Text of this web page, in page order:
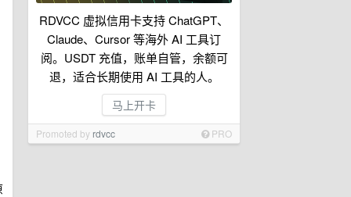
RDVCC 虚拟信用卡支持 ChatGPT、
Claude、Cursor 等海外 AI 工具订
阅。USDT 充值，账单自管，余额可
退，适合长期使用 AI 工具的人。
马上开卡
Promoted by rdvcc PRO